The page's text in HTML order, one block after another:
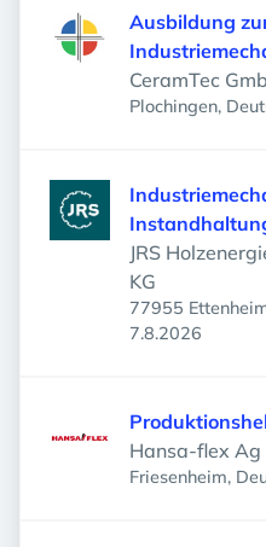
Ausbildung
CeramTec
Plochingen,
JRS
KG
77955
Veröffentlicht
7.8.2026
Hansa-flex Ag
Friesenheim,